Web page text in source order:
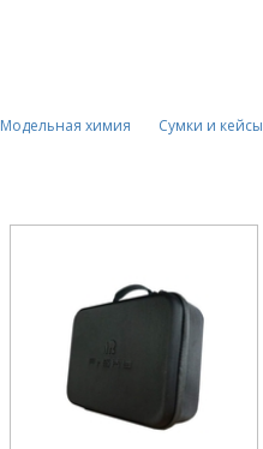
Модельная химия Сумки и кейсы